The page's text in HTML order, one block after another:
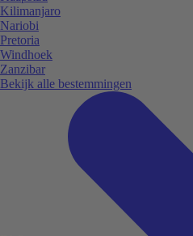
Kilimanjaro
Nariobi
Pretoria
Windhoek
Zanzibar
Bekijk alle bestemmingen